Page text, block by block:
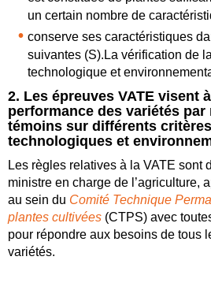
un certain nombre de
conserve ses caractéristiques
suivantes (S).La vérification de
technologique et
2. Les épreuves VATE visent
performance des variétés par
témoins sur différents
technologiques et
Les règles relatives à la VATE sont
ministre en charge de l’agriculture,
au sein du Comité Technique
plantes cultivées (CTPS) avec
pour répondre aux besoins de tous
variétés.